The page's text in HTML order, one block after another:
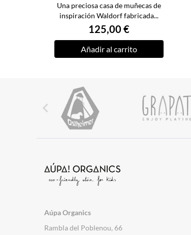
Una preciosa casa de muñecas de
inspiración Waldorf fabricada...
125,00 €
Añadir al carrito

Aúpa Organics
Rambla del Poblenou, 66